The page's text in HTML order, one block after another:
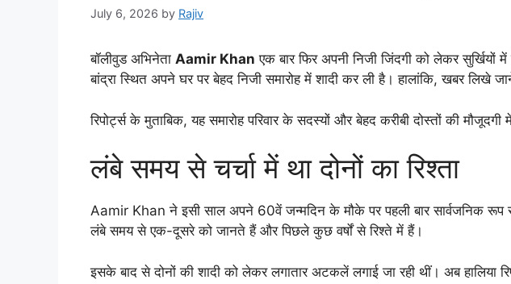
July 6, 2026 by Rajiv
बॉलीवुड अभिनेता Aamir Khan एक बार फिर अपनी निजी जिंदगी को लेकर सुर्खियों में
बांद्रा स्थित अपने घर पर बेहद निजी समारोह में शादी कर ली है। हालांकि, खबर
रिपोर्ट्स के मुताबिक, यह समारोह परिवार के सदस्यों और बेहद करीबी दोस्तों की
लंबे समय से चर्चा में था दोनों का रिश्ता
Aamir Khan ने इसी साल अपने 60वें जन्मदिन के मौके पर पहली बार सार्वजनिक रूप से
लंबे समय से एक-दूसरे को जानते हैं और पिछले कुछ वर्षों से रिश्ते में हैं।
इसके बाद से दोनों की शादी को लेकर लगातार अटकलें लगाई जा रही थीं। अब हालिया